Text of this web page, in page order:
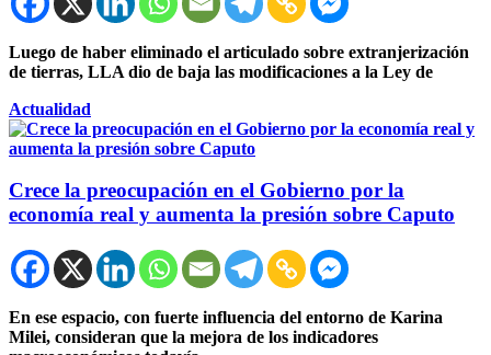
Luego de haber eliminado el articulado sobre extranjerización
de tierras, LLA dio de baja las modificaciones a la Ley de
Actualidad
Crece la preocupación en el Gobierno por la
economía real y aumenta la presión sobre Caputo
En ese espacio, con fuerte influencia del entorno de Karina
Milei, consideran que la mejora de los indicadores